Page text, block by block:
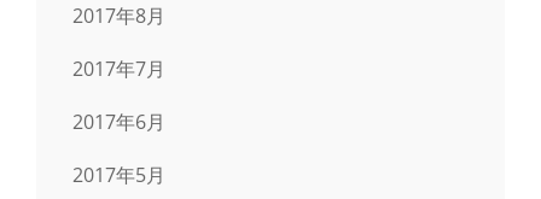
2017年8月
2017年7月
2017年6月
2017年5月